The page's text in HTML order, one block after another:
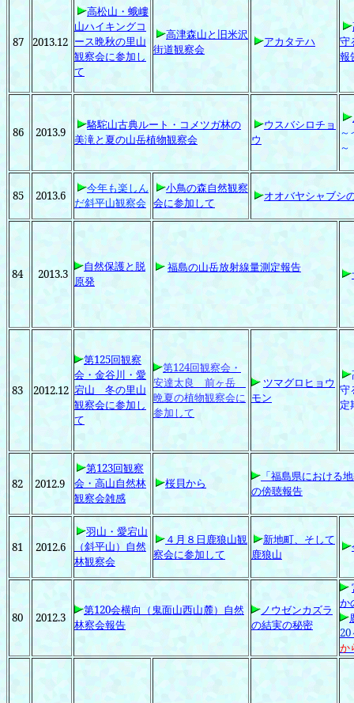
87 2013.12
高松山・蛾嶁
山ハイキングコ
ース晩秋の里山
観察会に参加し
て
高津森山と旧米沢
街道観察会
アカタテハ
守
報
86 2013.9
駱駝山古典ルート・コメツガ林の
美滝と夏の山岳植物観察会
ウスバシロチョ
ウ
～
～
85 2013.6
今年も楽しん
だ斜平山観察会
小鳥の森自然観察
会に参加して
オオバヤシャブシ
84 2013.3
自然保護と脱
原発
福島の山岳放射線量測定報告
83 2012.12
第125回観察
会・金谷川・愛
宕山 冬の里山
観察会に参加し
て
第124回観察会・
安達太良 前ヶ岳
晩夏の植物観察会に
参加して
ツマグロヒョウ
モン
定
82 2012.9
第123回観察
会・高山自然林
観察会雑感
桜貝から
「福島県における
の傍聴報告
81 2012.6
羽山・愛宕山
（斜平山）自然
林観察会
４月８日鹿狼山観
察会に参加して
新地町、そして
鹿狼山
80 2012.3
第120会横向（鬼面山西山麓）自然
林察会報告
ノウゼンカズラ
の結実の秘密
か
20
か